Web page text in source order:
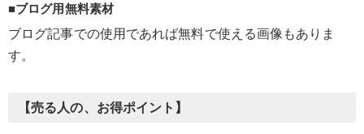
■ブログ用無料素材
ブログ記事での使用であれば無料で使える画像もありま
す。
【売る人の、お得ポイント】